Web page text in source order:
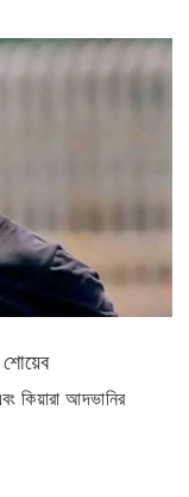
শোয়েব
কিয়ারা আদভানির